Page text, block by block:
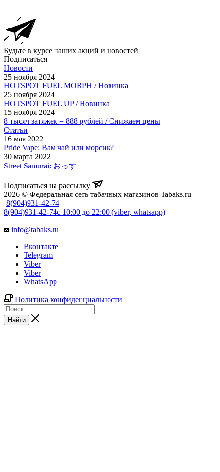
Будьте в курсе наших акций и новостей
Подписаться
Новости
25 ноября 2024
HOTSPOT FUEL MORPH / Новинка
25 ноября 2024
HOTSPOT FUEL UP / Новинка
15 ноября 2024
8 тысяч затяжек = 888 рублей / Снижаем цены
Статьи
16 мая 2022
Pride Vape: Вам чай или морсик?
30 марта 2022
Street Samurai: おっす
Подписаться на рассылку
2026 © Федеральная сеть табачных магазинов Tabaks.ru
8(904)931-42-74
8(904)931-42-74с 10:00 до 22:00 (viber, whatsapp)
info@tabaks.ru
Вконтакте
Telegram
Viber
Viber
WhatsApp
Политика конфиденциальности
Найти